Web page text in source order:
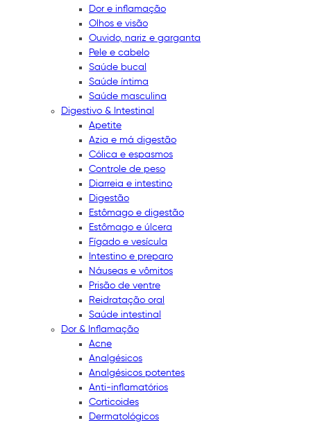
Dor e inflamação
Olhos e visão
Ouvido, nariz e garganta
Pele e cabelo
Saúde bucal
Saúde íntima
Saúde masculina
Digestivo & Intestinal
Apetite
Azia e má digestão
Cólica e espasmos
Controle de peso
Diarreia e intestino
Digestão
Estômago e digestão
Estômago e úlcera
Fígado e vesícula
Intestino e preparo
Náuseas e vômitos
Prisão de ventre
Reidratação oral
Saúde intestinal
Dor & Inflamação
Acne
Analgésicos
Analgésicos potentes
Anti-inflamatórios
Corticoides
Dermatológicos